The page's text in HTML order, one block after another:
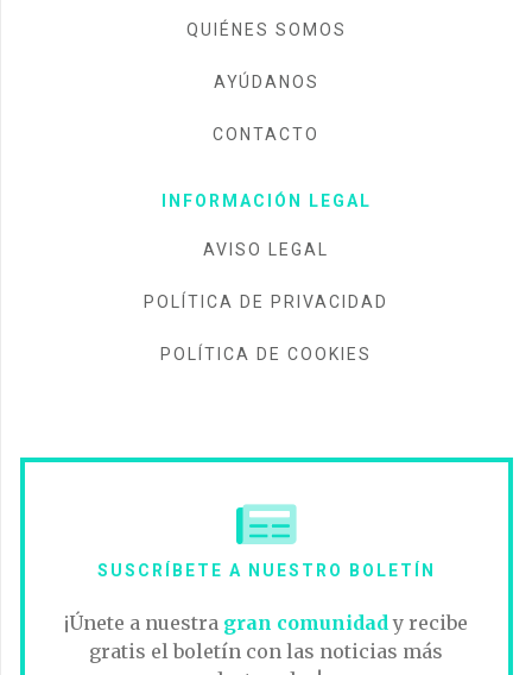
QUIÉNES SOMOS
AYÚDANOS
CONTACTO
INFORMACIÓN LEGAL
AVISO LEGAL
POLÍTICA DE PRIVACIDAD
POLÍTICA DE COOKIES
SUSCRÍBETE A NUESTRO BOLETÍN
¡Únete a nuestra gran comunidady recibe
gratis el boletín con las noticias más